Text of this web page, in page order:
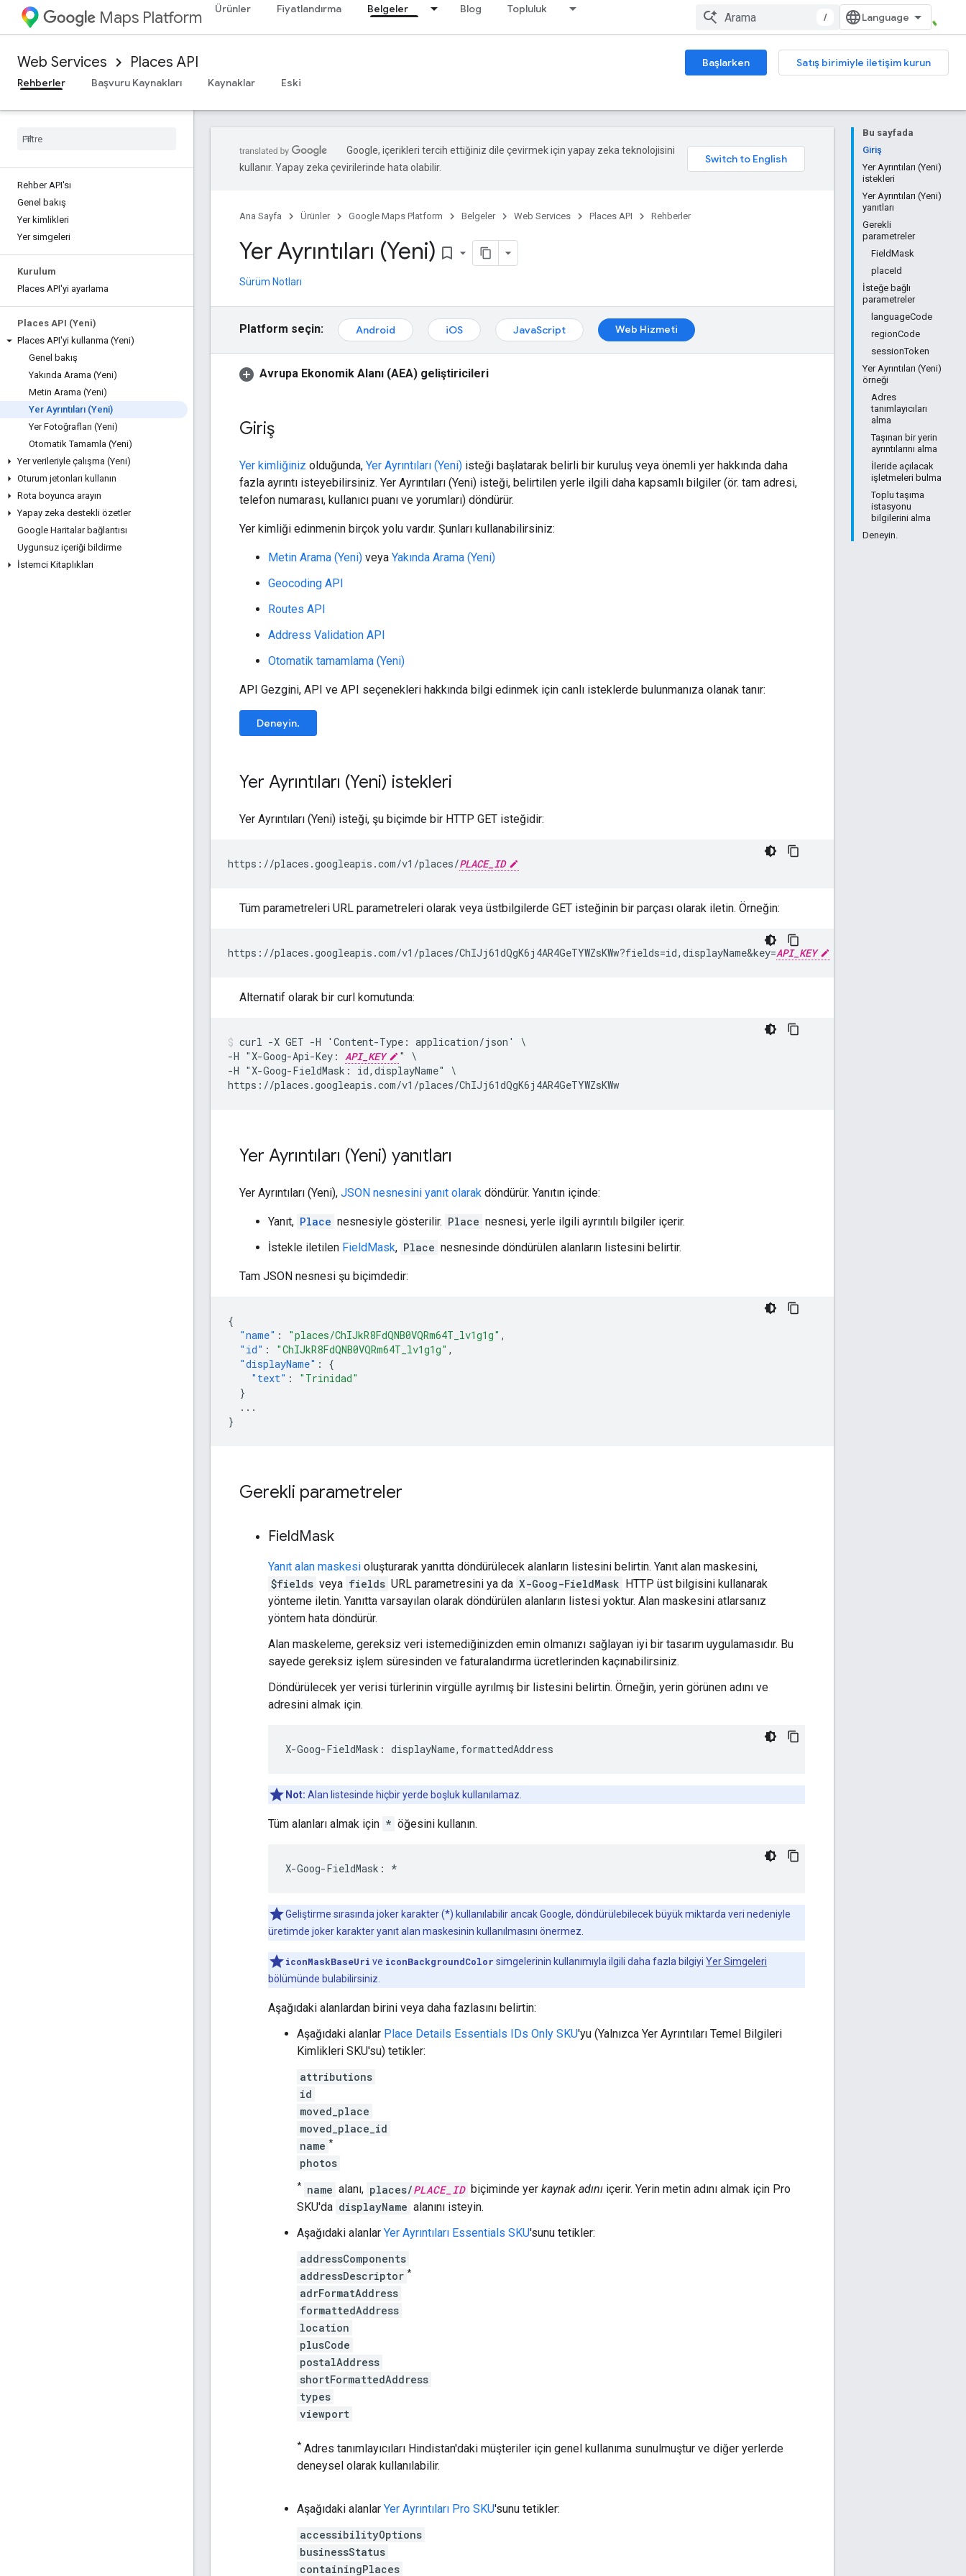
Maps Platform Ürünler Fiyatlandırma Belgeler Blog Topluluk
/
Web Services Places API Başlarken
Satış birimiyle iletişim kurun
Rehberler
Başvuru Kaynakları Kaynaklar Eski
Rehber API'sı
Genel bakış
Yer kimlikleri
Yer simgeleri
Kurulum
Places API'yi ayarlama
Places API (Yeni)
Places API'yi kullanma (Yeni)
Genel bakış
Yakında Arama (Yeni)
Metin Arama (Yeni)
Yer Ayrıntıları (Yeni)
Yer Fotoğrafları (Yeni)
Otomatik Tamamla (Yeni)
Yer verileriyle çalışma (Yeni)
Oturum jetonları kullanın
Rota boyunca arayın
Yapay zeka destekli özetler
Google Haritalar bağlantısı
Uygunsuz içeriği bildirme
İstemci Kitaplıkları
Bu sayfada
Giriş
Yer Ayrıntıları (Yeni)
istekleri
Yer Ayrıntıları (Yeni)
yanıtları
Gerekli
parametreler
FieldMask
placeId
İsteğe bağlı
parametreler
languageCode
regionCode
sessionToken
Yer Ayrıntıları (Yeni)
örneği
Adres
tanımlayıcıları
alma
Taşınan bir yerin
ayrıntılarını alma
İleride açılacak
işletmeleri bulma
Toplu taşıma
istasyonu
bilgilerini alma
Deneyin.
Google, içerikleri tercih ettiğiniz dile çevirmek için yapay zeka teknolojisini
kullanır. Yapay zeka çevirilerinde hata olabilir.
Ana Sayfa Ürünler Google Maps Platform Belgeler Web Services Places API Rehberler
Yer Ayrıntıları (Yeni) bookmark_border
Sürüm Notları
Platform seçin: Android iOS JavaScript Web Hizmeti
Avrupa Ekonomik Alanı (AEA) geliştiricileri
Giriş
Yer kimliğiniz olduğunda, Yer Ayrıntıları (Yeni) isteği başlatarak belirli bir kuruluş veya önemli yer hakkında daha
fazla ayrıntı isteyebilirsiniz. Yer Ayrıntıları (Yeni) isteği, belirtilen yerle ilgili daha kapsamlı bilgiler (ör. tam adresi,
telefon numarası, kullanıcı puanı ve yorumları) döndürür.
Yer kimliği edinmenin birçok yolu vardır. Şunları kullanabilirsiniz:
Metin Arama (Yeni) veya Yakında Arama (Yeni)
Geocoding API
Routes API
Address Validation API
Otomatik tamamlama (Yeni)
API Gezgini, API ve API seçenekleri hakkında bilgi edinmek için canlı isteklerde bulunmanıza olanak tanır:
Deneyin.
Yer Ayrıntıları (Yeni) istekleri
Yer Ayrıntıları (Yeni) isteği, şu biçimde bir HTTP GET isteğidir:
https://places.googleapis.com/v1/places/PLACE_ID
Tüm parametreleri URL parametreleri olarak veya üstbilgilerde GET isteğinin bir parçası olarak iletin. Örneğin:
https://places.googleapis.com/v1/places/ChIJj61dQgK6j4AR4GeTYWZsKWw?fields=id,displayName&key=API_KEY
Alternatif olarak bir curl komutunda:
curl -X GET -H 'Content-Type: application/json' \
-H "X-Goog-Api-Key: API_KEY
" \
-H "X-Goog-FieldMask: id,displayName" \
https://places.googleapis.com/v1/places/ChIJj61dQgK6j4AR4GeTYWZsKWw
Yer Ayrıntıları (Yeni) yanıtları
Yer Ayrıntıları (Yeni), JSON nesnesini yanıt olarak döndürür. Yanıtın içinde:
Yanıt, Place nesnesiyle gösterilir. Place nesnesi, yerle ilgili ayrıntılı bilgiler içerir.
İstekle iletilen FieldMask, Place nesnesinde döndürülen alanların listesini belirtir.
Tam JSON nesnesi şu biçimdedir:
{
"name" : "places/ChIJkR8FdQNB0VQRm64T_lv1g1g" ,
"id" : "ChIJkR8FdQNB0VQRm64T_lv1g1g" ,
"displayName" :
{
"text" :
"Trinidad"
}
...
}
Gerekli parametreler
FieldMask
Yanıt alan maskesi oluşturarak yanıtta döndürülecek alanların listesini belirtin. Yanıt alan maskesini,
$fields veya fields URL parametresini ya da X-Goog-FieldMask HTTP üst bilgisini kullanarak
yönteme iletin. Yanıtta varsayılan olarak döndürülen alanların listesi yoktur. Alan maskesini atlarsanız
yöntem hata döndürür.
Alan maskeleme, gereksiz veri istemediğinizden emin olmanızı sağlayan iyi bir tasarım uygulamasıdır. Bu
sayede gereksiz işlem süresinden ve faturalandırma ücretlerinden kaçınabilirsiniz.
Döndürülecek yer verisi türlerinin virgülle ayrılmış bir listesini belirtin. Örneğin, yerin görünen adını ve
adresini almak için.
X-Goog-FieldMask : displayName, formattedAddress
Not: Alan listesinde hiçbir yerde boşluk kullanılamaz.
Tüm alanları almak için * öğesini kullanın.
X-Goog-FieldMask : *
Geliştirme sırasında joker karakter (*) kullanılabilir ancak Google, döndürülebilecek büyük miktarda veri nedeniyle
üretimde joker karakter yanıt alan maskesinin kullanılmasını önermez.
iconMaskBaseUri ve iconBackgroundColor simgelerinin kullanımıyla ilgili daha fazla bilgiyi Yer Simgeleri
bölümünde bulabilirsiniz.
Aşağıdaki alanlardan birini veya daha fazlasını belirtin:
Aşağıdaki alanlar Place Details Essentials IDs Only SKU'yu (Yalnızca Yer Ayrıntıları Temel Bilgileri
Kimlikleri SKU'su) tetikler:
attributions
id
moved_place
moved_place_id
name *
photos
* name alanı, places/PLACE_ID biçiminde yer kaynak adını içerir. Yerin metin adını almak için Pro
SKU'da displayName alanını isteyin.
Aşağıdaki alanlar Yer Ayrıntıları Essentials SKU'sunu tetikler:
addressComponents
addressDescriptor *
adrFormatAddress
formattedAddress
location
plusCode
postalAddress
shortFormattedAddress
types
viewport
* Adres tanımlayıcıları Hindistan'daki müşteriler için genel kullanıma sunulmuştur ve diğer yerlerde
deneysel olarak kullanılabilir.
Aşağıdaki alanlar Yer Ayrıntıları Pro SKU'sunu tetikler:
accessibilityOptions
businessStatus
containingPlaces